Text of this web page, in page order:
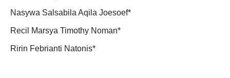
Nasywa Salsabila Aqila Joesoef*
Recil Marsya Timothy Noman*
Ririn Febrianti Natonis*